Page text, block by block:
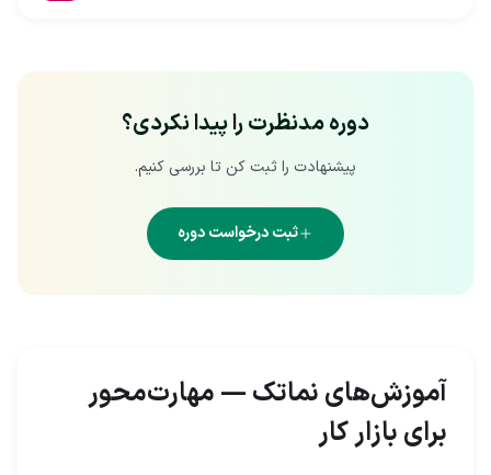
دوره مدنظرت را پیدا نکردی؟
پیشنهادت را ثبت کن تا بررسی کنیم.
ثبت درخواست دوره
آموزش‌های نماتک — مهارت‌محور
برای بازار کار